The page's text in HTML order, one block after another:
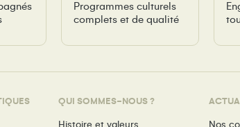
Programmes culturels
complets et de qualité
QUI SOMMES-NOUS ?
Histoire et valeurs Nos